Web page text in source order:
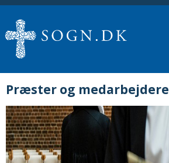
Præster og medarbejdere